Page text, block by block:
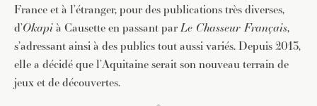
France et à l’étranger, pour des publications très diverses,
d’Okapià Causette en passant parLe Chasseur Français,
s’adressant ainsi à des publics tout aussi variés. Depuis 2013,
elle a décidé que l’Aquitaine serait son nouveau terrain de
jeux et de découvertes.